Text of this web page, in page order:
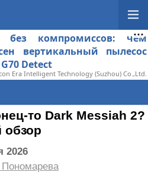
без компромиссов: чем
вертикальный пылесос
Detect
Era Intelligent Technology (Suzhou) Co.,Ltd.
то Dark Messiah 2?
2026